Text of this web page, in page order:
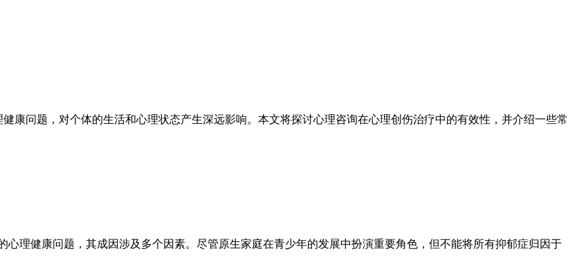
康问题，对个体的生活和心理状态产生深远影响。本文将探讨心理咨询在心理创伤治疗中的有效性，并介绍一些常
心理健康问题，其成因涉及多个因素。尽管原生家庭在青少年的发展中扮演重要角色，但不能将所有抑郁症归因于